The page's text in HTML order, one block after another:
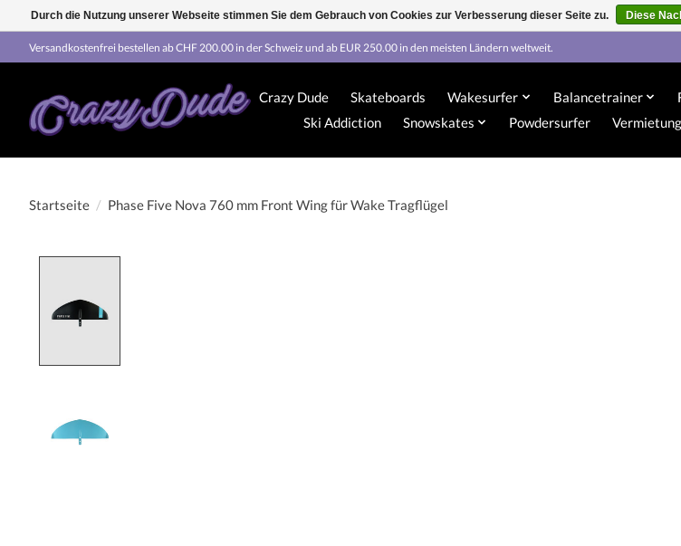
Versandkostenfrei bestellen ab CHF 200.00 in der Schweiz und ab EUR 250.00 in den meisten Ländern weltweit.
Crazy Dude Skateboards Wakesurfer Balancetrainer
Ski Addiction
Snowskates Powdersurfer
Startseite / Phase Five Nova 760 mm Front Wing für Wake Tragflügel
Durch die Nutzung unserer Webseite stimmen Sie dem Gebrauch von Cookies zur Verbesserung dieser Seite zu. Diese